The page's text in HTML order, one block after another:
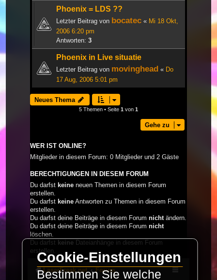
Phoenix = LDS ??
Letzter Beitrag von bocatec « Mi 18 Okt,
2006 6:20 pm
Antworten: 3
Phoenix in Live situatie
Letzter Beitrag von movinghead « Do
17 Aug, 2006 5:01 pm
Neues Thema
5 Themen • Seite 1 von 1
Gehe zu
WER IST ONLINE?
Mitglieder in diesem Forum: 0 Mitglieder und 2 Gäste
BERECHTIGUNGEN IN DIESEM FORUM
Du darfst keine neuen Themen in diesem Forum
erstellen.
Du darfst keine Antworten zu Themen in diesem Forum
erstellen.
Du darfst deine Beiträge in diesem Forum nichtändern.
Du darfst deine Beiträge in diesem Forum nicht
löschen.
Du darfst keine Dateianhänge in diesem Forum
erstellen.
LaserFreak.net Forum
Cookie-Einstellungen
Bestimmen Sie welche